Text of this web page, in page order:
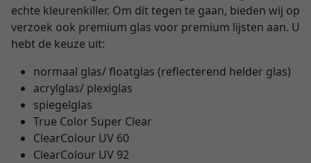
echte kleurenkiller. Om dit tegen te gaan, bieden wij op
verzoek ook premium glas voor premium lijsten aan. U
hebt de keuze uit:
normaal glas/ floatglas (reflecterend helder glas)
acrylglas/ plexiglas
spiegelglas
True Color Super Clear
ClearColour UV 60
ClearColour UV 92